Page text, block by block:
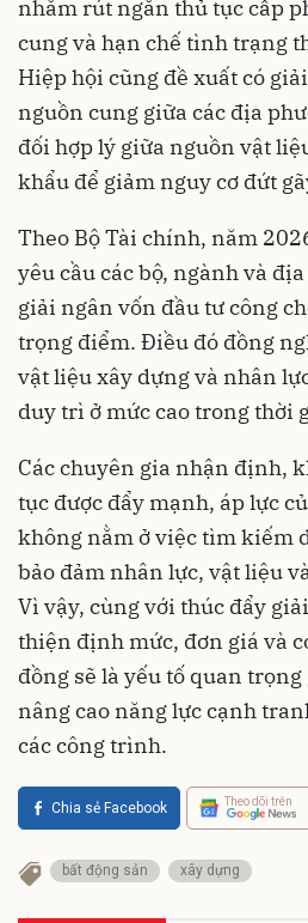
nhằm rút ngắn thủ tục cấp
cung và hạn chế tình trạng
Hiệp hội cũng đề xuất có
nguồn cung giữa các địa
đối hợp lý giữa nguồn vật
khẩu để giảm nguy cơ đứt
Theo Bộ Tài chính, năm
yêu cầu các bộ, ngành và
giải ngân vốn đầu tư công
trọng điểm. Điều đó đồng
vật liệu xây dựng và nhân
duy trì ở mức cao trong thời
Các chuyên gia nhận định,
tục được đẩy mạnh, áp lực
không nằm ở việc tìm kiếm
bảo đảm nhân lực, vật liệu
Vì vậy, cùng với thúc đẩy
thiện định mức, đơn giá và
đồng sẽ là yếu tố quan
nâng cao năng lực cạnh
các công trình.
Chia sẻ Facebook Theo dõi trên
bất động sản xây dựng